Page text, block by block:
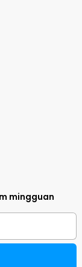
mingguan